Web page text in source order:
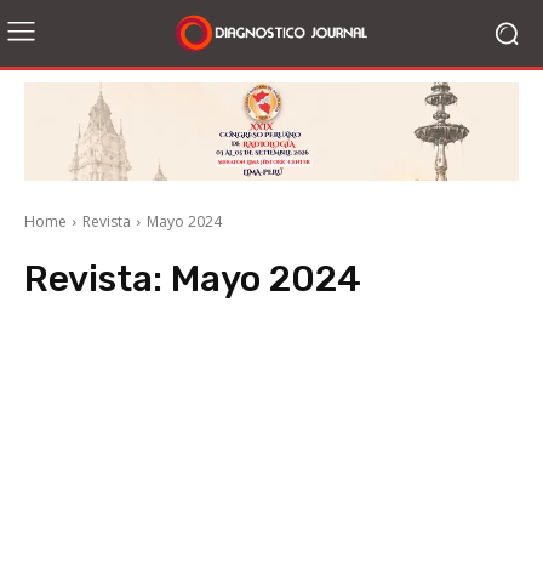
Home Revista Mayo 2024
Revista: Mayo 2024